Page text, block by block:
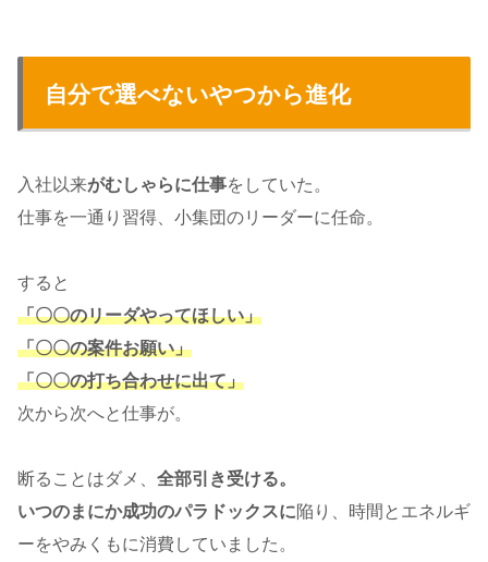
自分で選べないやつから進化
入社以来がむしゃらに仕事をしていた。
仕事を一通り習得、小集団のリーダーに任命。
すると
「〇〇のリーダやってほしい」
「〇〇の案件お願い」
「〇〇の打ち合わせに出て」
次から次へと仕事が。
断ることはダメ、 全部引き受ける。
いつのまにか成功のパラドックスに陥り、時間とエネルギ
ーをやみくもに消費していました。